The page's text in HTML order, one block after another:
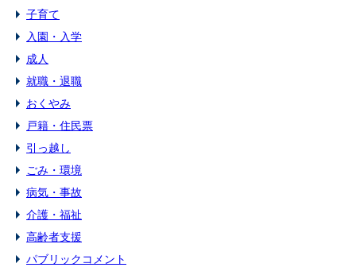
子育て
入園・入学
成人
就職・退職
おくやみ
戸籍・住民票
引っ越し
ごみ・環境
病気・事故
介護・福祉
高齢者支援
パブリックコメント